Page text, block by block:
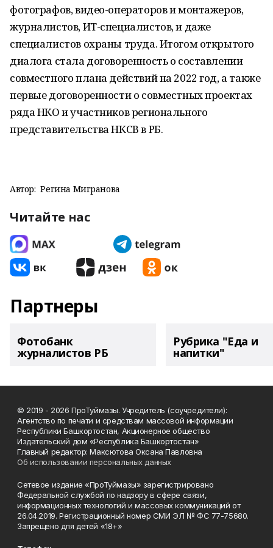
фотографов, видео-операторов и монтажеров,
журналистов, ИТ-специалистов, и даже
специалистов охраны труда. Итогом открытого
диалога стала договоренность о составлении
совместного плана действий на 2022 год, а также
первые договоренности о совместных проектах
ряда НКО и участников регионального
представительства НКСВ в РБ.
Автор: Регина Мигранова
Читайте нас
Партнеры
Фотобанк
журналистов РБ
Рубрика "Еда и
напитки"
© 2019 - 2026 ПроТуймазы. Учредитель (соучредители):
Агентство по печати и средствам массовой информации
Республики Башкортостан, Акционерное общество
Издательский дом «Республика Башкортостан»
Главный редактор: Максютова Оксана Павловна
Об использовании персональных данных
Сетевое издание «ПроТуймазы» зарегистрировано
Федеральной службой по надзору в сфере связи,
информационных технологий и массовых коммуникаций от
26.04.2019. Регистрационный номер СМИ ЭЛ № ФС 77-75680.
Запрещено для детей «18+»